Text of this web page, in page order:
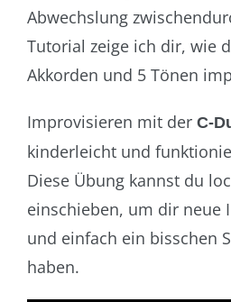
Abwechslung
Tutorial zeige ich dir, wie
Akkorden und 5 Tönen
Improvisieren mit der C-
kinderleicht und
Diese Übung kannst du
einschieben, um dir neue
und einfach ein bisschen
haben.